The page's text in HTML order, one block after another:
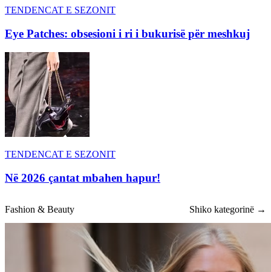
TENDENCAT E SEZONIT
Eye Patches: obsesioni i ri i bukurisë për meshkuj
TENDENCAT E SEZONIT
Në 2026 çantat mbahen hapur!
Fashion & Beauty Shiko kategorinë →